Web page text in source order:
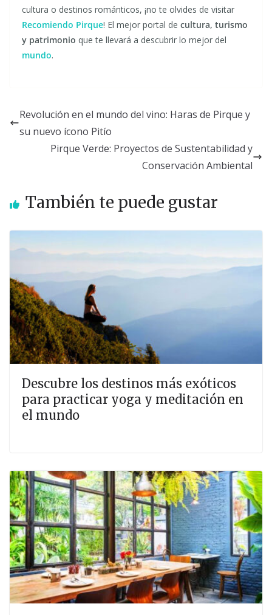
cultura o destinos románticos, ¡no te olvides de visitar
Recomiendo Pirque! El mejor portal de cultura, turismo
y patrimonio que te llevará a descubrir lo mejor del
mundo.
Revolución en el mundo del vino: Haras de Pirque y
su nuevo ícono Pitío
Pirque Verde: Proyectos de Sustentabilidad y
Conservación Ambiental
También te puede gustar
Descubre los destinos más exóticos
para practicar yoga y meditación en
el mundo